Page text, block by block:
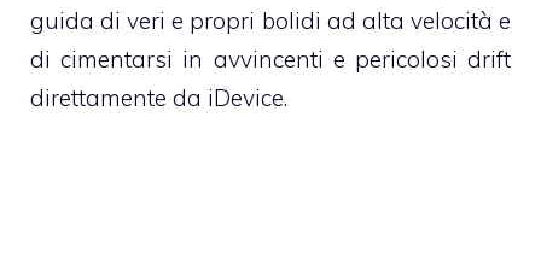
guida di veri e propri bolidi ad alta velocità e
di cimentarsi in avvincenti e pericolosi drift
direttamente da iDevice.